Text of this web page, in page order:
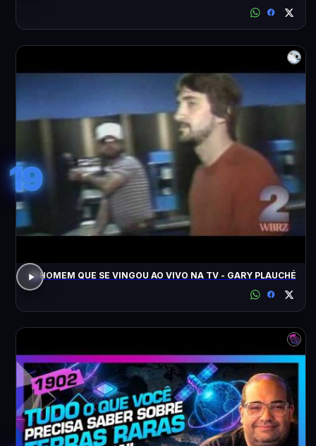
19
O HOMEM QUE SE VINGOU AO VIVO NA TV - GARY PLAUCHÉ